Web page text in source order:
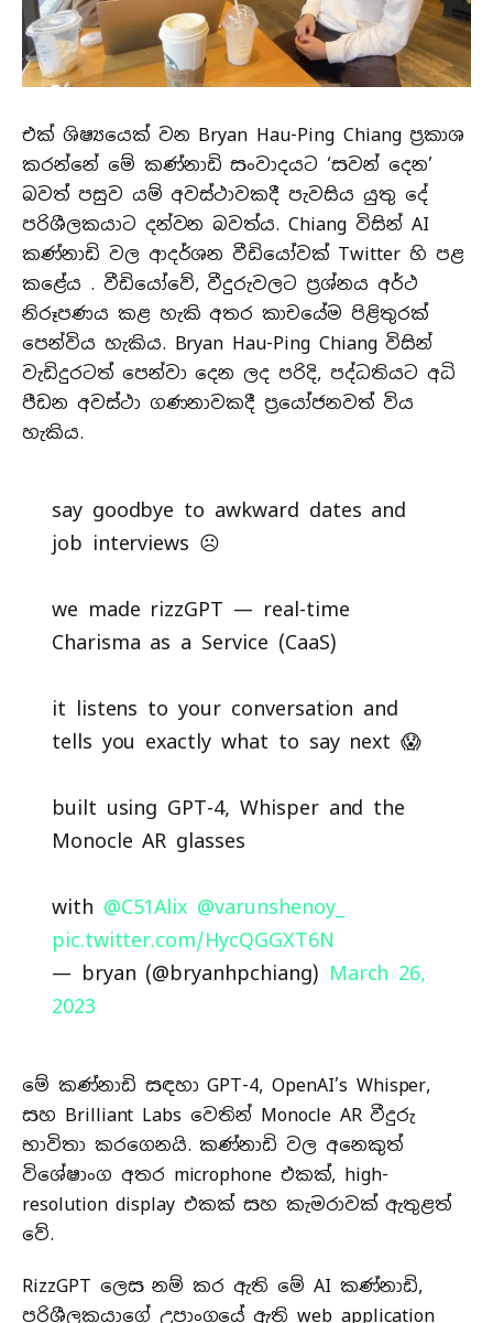
එක් ශිෂ්‍යයෙක් වන Bryan Hau-Ping Chiang ප්‍රකාශ
කරන්නේ මේ කණ්නාඩි සංවාදයට ‘සවන් දෙන’
බවත් පසුව යම් අවස්ථාවකදී පැවසිය යුතු දේ
පරිශීලකයාට දන්වන බවත්ය. Chiang විසින් AI
කණ්නාඩි වල ආදර්ශන වීඩියෝවක් Twitter හි පළ
කළේය . වීඩියෝවේ, වීදුරුවලට ප්‍රශ්නය අර්ථ
නිරූපණය කළ හැකි අතර කාචයේම පිළිතුරක්
පෙන්විය හැකිය. Bryan Hau-Ping Chiang විසින්
වැඩිදුරටත් පෙන්වා දෙන ලද පරිදි, පද්ධතියට අධි
පීඩන අවස්ථා ගණනාවකදී ප්‍රයෝජනවත් විය
හැකිය.
say goodbye to awkward dates and
job interviews ☹️
we made rizzGPT — real-time
Charisma as a Service (CaaS)
it listens to your conversation and
tells you exactly what to say next 😱
built using GPT-4, Whisper and the
Monocle AR glasses
with @C51Alix @varunshenoy_
pic.twitter.com/HycQGGXT6N
— bryan (@bryanhpchiang) March 26,
2023
මේ කණ්නාඩි සඳහා GPT-4, OpenAI’s Whisper,
සහ Brilliant Labs වෙතින් Monocle AR වීදුරු
භාවිතා කරගෙනයි. කණ්නාඩි වල අනෙකුත්
විශේෂාංග අතර microphone එකක්, high-
resolution display එකක් සහ කැමරාවක් ඇතුළත්
වේ.
RizzGPT ලෙස නම් කර ඇති මේ AI කණ්නාඩි,
පරිශීලකයාගේ උපාංගයේ ඇති web application